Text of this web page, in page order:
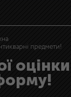
предмети!